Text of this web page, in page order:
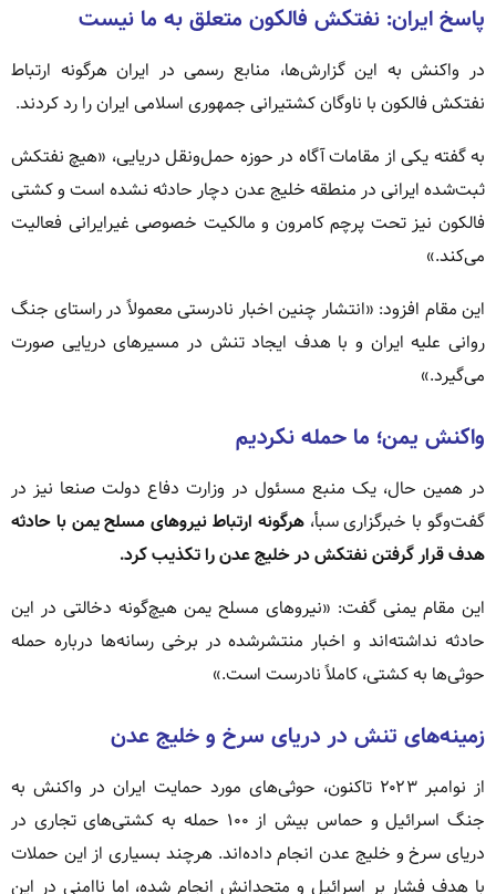
پاسخ ایران: نفتکش فالکون متعلق به ما نیست
در واکنش به این گزارش‌ها، منابع رسمی در ایران هرگونه ارتباط
نفتکش فالکون با ناوگان کشتیرانی جمهوری اسلامی ایران را رد کردند.
به گفته یکی از مقامات آگاه در حوزه حمل‌ونقل دریایی، «هیچ نفتکش
ثبت‌شده ایرانی در منطقه خلیج عدن دچار حادثه نشده است و کشتی
فالکون نیز تحت پرچم کامرون و مالکیت خصوصی غیرایرانی فعالیت
می‌کند.»
این مقام افزود: «انتشار چنین اخبار نادرستی معمولاً در راستای جنگ
روانی علیه ایران و با هدف ایجاد تنش در مسیرهای دریایی صورت
می‌گیرد.»
واکنش یمن؛ ما حمله نکردیم
در همین حال، یک منبع مسئول در وزارت دفاع دولت صنعا نیز در
گفت‌وگو با خبرگزاری سبأ،هرگونه ارتباط نیروهای مسلح یمن با حادثه
هدف قرار گرفتن نفتکش در خلیج عدن را تکذیب کرد.
این مقام یمنی گفت: «نیروهای مسلح یمن هیچ‌گونه دخالتی در این
حادثه نداشته‌اند و اخبار منتشرشده در برخی رسانه‌ها درباره حمله
حوثی‌ها به کشتی، کاملاً نادرست است.»
زمینه‌های تنش در دریای سرخ و خلیج عدن
از نوامبر ۲۰۲۳ تاکنون، حوثی‌های مورد حمایت ایران در واکنش به
جنگ اسرائیل و حماس بیش از ۱۰۰ حمله به کشتی‌های تجاری در
دریای سرخ و خلیج عدن انجام داده‌اند. هرچند بسیاری از این حملات
با هدف فشار بر اسرائیل و متحدانش انجام شده، اما ناامنی در این